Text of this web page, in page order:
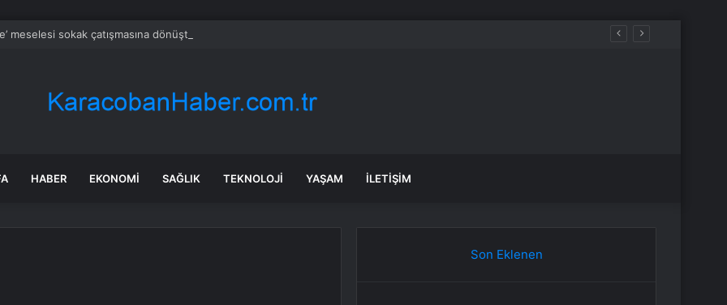
meselesi sokak çatışmasına dönüştü
HABER EKONOMI SAĞLIK TEKNOLOJI YAŞAM İLETIŞIM
Son Eklenen